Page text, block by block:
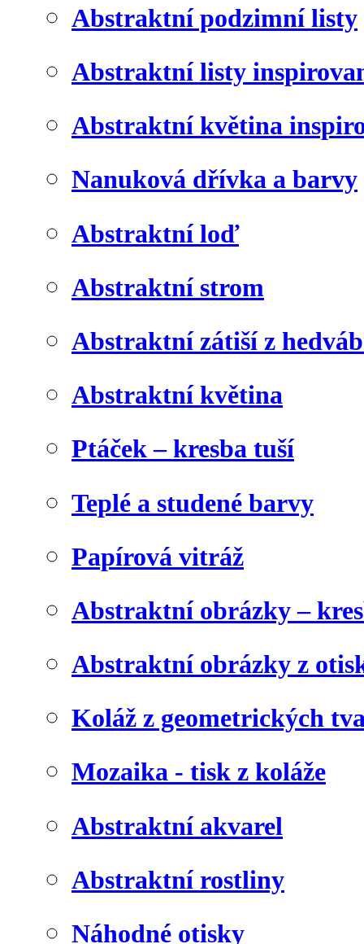
Abstraktní podzimní listy
Abstraktní listy
Abstraktní květina
Nanuková dřívka a barvy
Abstraktní loď
Abstraktní strom
Abstraktní zátiší z
Abstraktní květina
Ptáček – kresba tuší
Teplé a studené barvy
Papírová vitráž
Abstraktní obrázky –
Abstraktní obrázky z
Koláž z geometrických
Mozaika - tisk z koláže
Abstraktní akvarel
Abstraktní rostliny
Náhodné otisky